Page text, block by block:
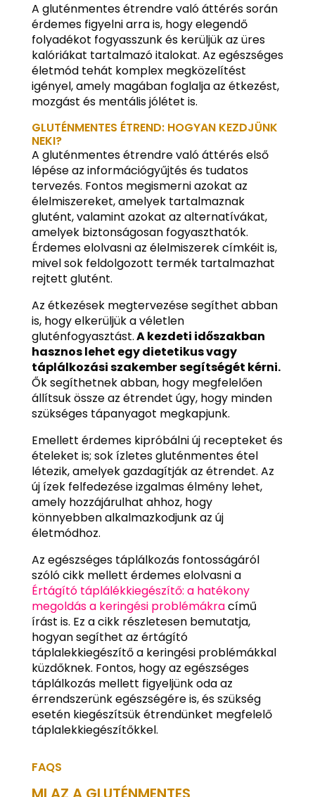
A gluténmentes étrendre való áttérés során
érdemes figyelni arra is, hogy elegendő
folyadékot fogyasszunk és kerüljük az üres
kalóriákat tartalmazó italokat. Az egészséges
életmód tehát komplex megközelítést
igényel, amely magában foglalja az étkezést,
mozgást és mentális jólétet is.
GLUTÉNMENTES ÉTREND: HOGYAN KEZDJÜNK
NEKI?
A gluténmentes étrendre való áttérés első
lépése az információgyűjtés és tudatos
tervezés. Fontos megismerni azokat az
élelmiszereket, amelyek tartalmaznak
glutént, valamint azokat az alternatívákat,
amelyek biztonságosan fogyaszthatók.
Érdemes elolvasni az élelmiszerek címkéit is,
mivel sok feldolgozott termék tartalmazhat
rejtett glutént.
Az étkezések megtervezése segíthet abban
is, hogy elkerüljük a véletlen
gluténfogyasztást.A kezdeti időszakban
hasznos lehet egy dietetikus vagy
táplálkozási szakember segítségét kérni.
Ők segíthetnek abban, hogy megfelelően
állítsuk össze az étrendet úgy, hogy minden
szükséges tápanyagot megkapjunk.
Emellett érdemes kipróbálni új recepteket és
ételeket is; sok ízletes gluténmentes étel
létezik, amelyek gazdagítják az étrendet. Az
új ízek felfedezése izgalmas élmény lehet,
amely hozzájárulhat ahhoz, hogy
könnyebben alkalmazkodjunk az új
életmódhoz.
Az egészséges táplálkozás fontosságáról
szóló cikk mellett érdemes elolvasni a
Értágító táplálékkiegészítő: a hatékony
megoldás a keringési problémákracímű
írást is. Ez a cikk részletesen bemutatja,
hogyan segíthet az értágító
táplalekkiegészítő a keringési problémákkal
küzdőknek. Fontos, hogy az egészséges
táplálkozás mellett figyeljünk oda az
érrendszerünk egészségére is, és szükség
esetén kiegészítsük étrendünket megfelelő
táplalekkiegészítőkkel.
FAQS